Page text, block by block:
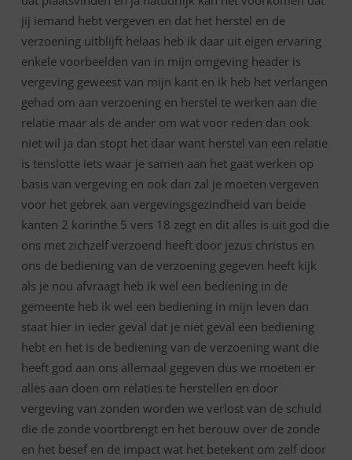
jij iemand hebt vergeven en dat het herstel en de
verzoening uitblijft helaas heb ik daar uit eigen ervaring
enkele voorbeelden van in mijn omgeving header is
vergeving geweest van mijn kant en ik heb het verlangen
gehad om aan verzoening en herstel te werken aan die
relatie maar als de ander om wat voor reden dan ook
niet wil ja dan stopt het daar want herstel van een relatie
is tenslotte iets waar je samen aan het gaat werken op
basis van vergeving en ook dan zal je moeten vergeven
voor het gebrek aan vergevingsgezindheid van beide
kanten 2 korinthe 5 vers 18 zegt en dit alles is uit god die
ons met zichzelf verzoend heeft door jezus christus en
ons de bediening van de verzoening gegeven heeft kijk
als je nou afvraagt heb ik wel een bediening in de
gemeente heb ik wel een bediening in mijn leven dan
staat hier in ieder geval dat je niet geval een bediening
hebt en het is de bediening van de verzoening want die
heeft god aan ons allemaal gegeven dus we moeten er
alles aan doen om relaties te herstellen en door
vergeving van zonden worden we verlost van de schuld
die de zonde voortbrengt en het berouw over de zonde
en het besef en de impact wat het betekent om zelf door